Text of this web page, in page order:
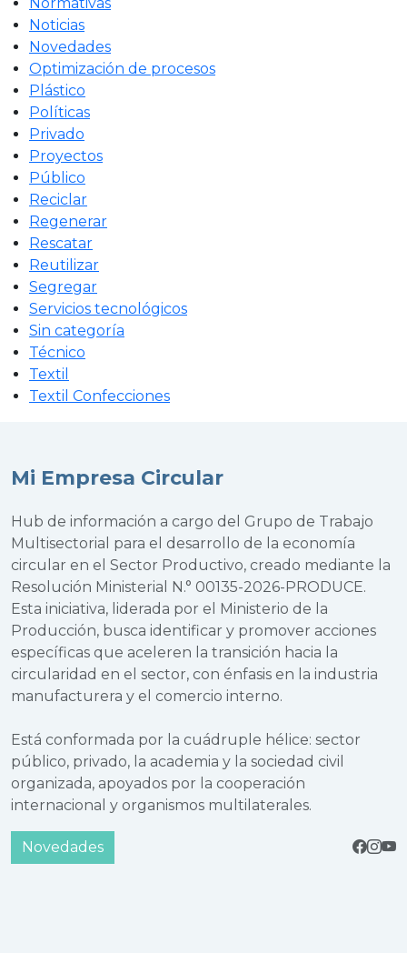
Noticias
Novedades
Optimización de procesos
Plástico
Políticas
Privado
Proyectos
Público
Reciclar
Regenerar
Rescatar
Reutilizar
Segregar
Servicios tecnológicos
Sin categoría
Técnico
Textil
Textil Confecciones
Mi Empresa Circular
Hub de información a cargo del Grupo de Trabajo
Multisectorial para el desarrollo de la economía
circular en el Sector Productivo, creado mediante la
Resolución Ministerial N.° 00135-2026-PRODUCE.
Esta iniciativa, liderada por el Ministerio de la
Producción, busca identificar y promover acciones
específicas que aceleren la transición hacia la
circularidad en el sector, con énfasis en la industria
manufacturera y el comercio interno.
Está conformada por la cuádruple hélice: sector
público, privado, la academia y la sociedad civil
organizada, apoyados por la cooperación
internacional y organismos multilaterales.
Novedades